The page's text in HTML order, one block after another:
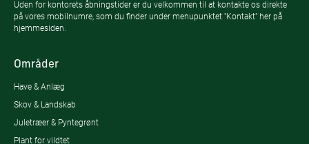
Uden for kontorets åbningstider er du velkommen til at kontakte os direkte
på vores mobilnumre, som du finder under menupunktet "Kontakt" her på
hjemmesiden.
Områder
Have & Anlæg
Skov & Landskab
Juletræer & Pyntegrønt
Plant for vildtet